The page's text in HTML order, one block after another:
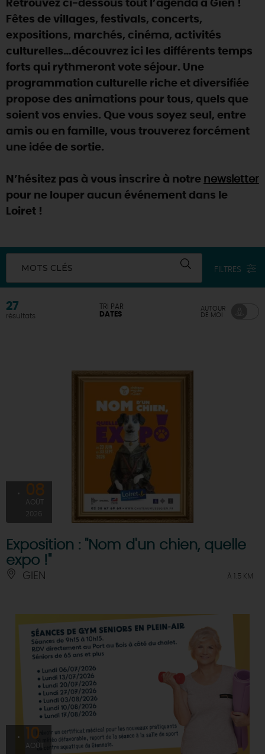
TOUTES LES ACTIVITÉS
Visitesgourmandeset créatives
Vins etvignobles
Chic,une aire de pique-nique
Par ici lesguinguettes
Que rapporter du Loiret ?
La Route desMétiers d'Art
TOUT L'ART DE VIVRE
Des vacances auprès des animaux 🐎
(re)Découvrir les coulisses de la Faïencerie de
Gien !
Expérimenter les parcours Baludik
Une saison de festivals 🎉
Rendez-vous de la nature en 2026
Des sorties en famille dans le Loiret !
2026
Où sortir ?
AUJOURD'HUI
DEMAIN
CETTE SEMAINE
TOUT L'AGENDA
SE REPÉRER,SE DÉPLACER
INFOS &SERVICES
RÉSERVER MAINTENANT
Retrouvez ci-dessous tout l’agenda à Gien !
Fêtes de villages, festivals, concerts,
expositions, marchés, cinéma, activités
culturelles…découvrez ici les différents temps
forts qui rythmeront vote séjour. Une
programmation culturelle riche et diversifiée
propose des animations pour tous, quels que
soient vos envies. Que vous soyez seul, entre
amis ou en famille, vous trouverez forcément
une idée de sortie.
N’hésitez pas à vous inscrire à notre newsletter
pour ne louper aucun événement dans le
Loiret !
MOTS CLÉS FILTRES
27
résultats
TRI PAR
DATES
AUTOUR
DE MOI
08
AOÛT
2026
Exposition : "Nom d'un chien, quelle
expo !"
GIEN À 1.5 KM
10
AOÛT